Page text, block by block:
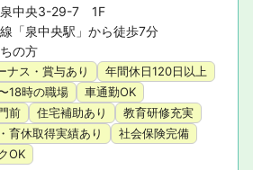
泉中央3-29-7 1F
「泉中央駅」から徒歩7分
の方
ナス・賞与あり
年間休日120日以上
18時の職場
車通勤OK
前 住宅補助あり
教育研修充実
育休取得実績あり
社会保険完備
OK